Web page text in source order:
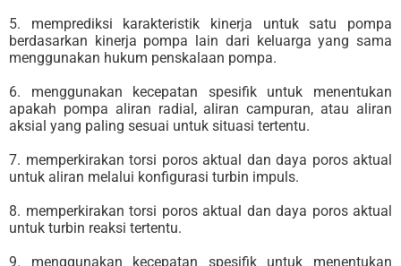
5. memprediksi karakteristik kinerja untuk satu pompa
berdasarkan kinerja pompa lain dari keluarga yang sama
menggunakan hukum penskalaan pompa.
6. menggunakan kecepatan spesifik untuk menentukan
apakah pompa aliran radial, aliran campuran, atau aliran
aksial yang paling sesuai untuk situasi tertentu.
7. memperkirakan torsi poros aktual dan daya poros aktual
untuk aliran melalui konfigurasi turbin impuls.
8. memperkirakan torsi poros aktual dan daya poros aktual
untuk turbin reaksi tertentu.
9. menggunakan kecepatan spesifik untuk menentukan